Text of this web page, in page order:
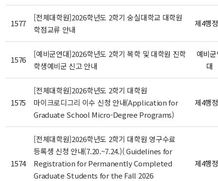
1577
[전체대학원]2026학년도 2학기 숭실대학교 대학원
학점교류 안내
제4행
1576
[예비군연대]2026학년도 2학기 복학 및 대학원 진학
학생예비군 신고 안내
예비
대
1575
[전체대학원]2026학년도 2학기 대학원
마이크로디그리 이수 신청 안내(Application for
Graduate School Micro-Degree Programs)
제4행
1574
[전체대학원]2026학년도 2학기 대학원 영구수료
등록생 신청 안내(7.20.~7.24.)( Guidelines for
Registration for Permanently Completed
Graduate Students for the Fall 2026
제4행